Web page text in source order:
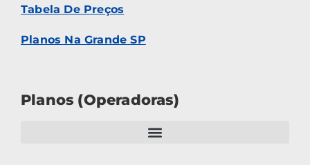
Tabela De Preços
Planos Na Grande SP
Planos (Operadoras)